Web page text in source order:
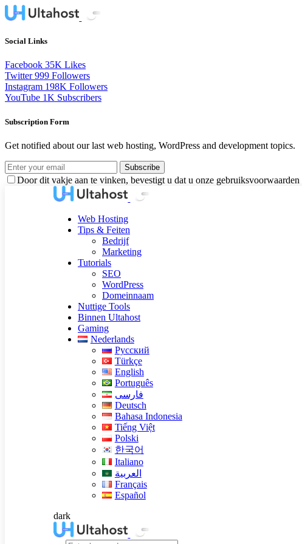
Social Links
Facebook 35K Likes
Twitter 999 Followers
Instagram 198K Followers
YouTube 1K Subscribers
Subscription Form
Get notified about our last web hosting, WordPress and development topics.
Subscribe
Door dit vakje aan te vinken, bevestigt u dat u onze
Web Hosting
Tips & Feiten
Bedrijf
Marketing
Tutorials
SEO
WordPress
Domeinnaam
Nuttige Tools
Binnen Ultahost
Gaming
Nederlands
Русский
Türkçe
English
Português
فارسی
Deutsch
Bahasa Indonesia
Tiếng Việt
Polski
한국어
Italiano
العربية
Français
Español
dark